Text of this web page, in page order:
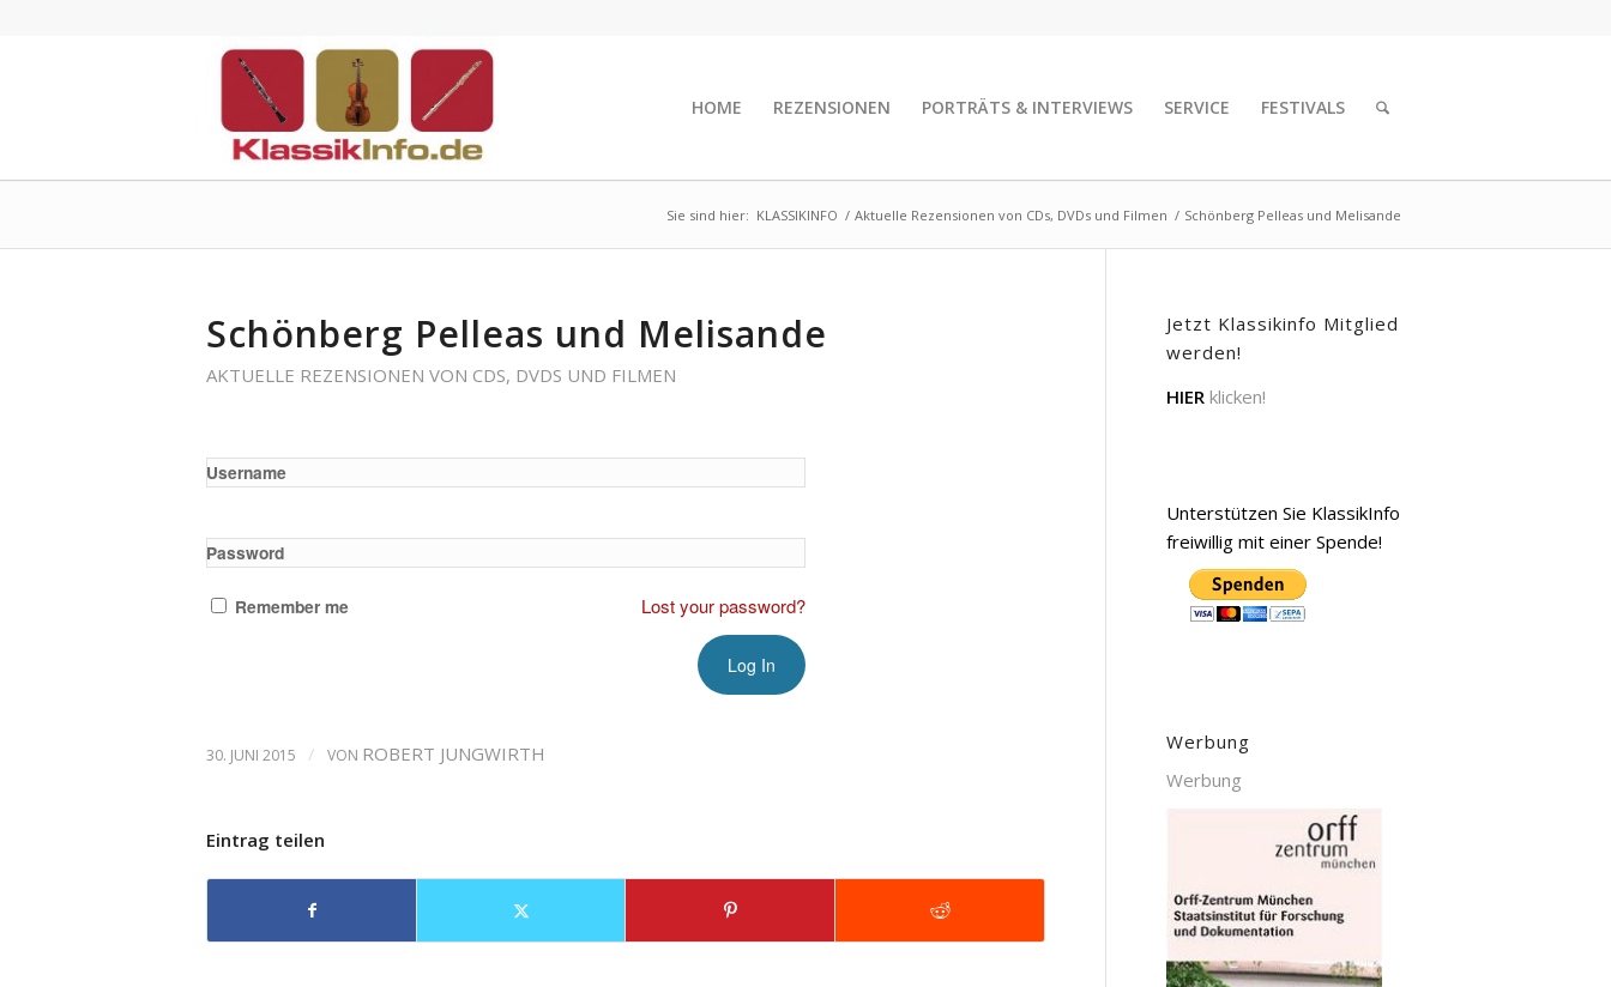
HOME REZENSIONEN PORTRÄTS & INTERVIEWS SERVICE FESTIVALS
Sie sind hier: KLASSIKINFO / Aktuelle Rezensionen von CDs, DVDs und Filmen / Schönberg Pelleas und Melisande
Schönberg Pelleas und Melisande
AKTUELLE REZENSIONEN VON CDS, DVDS UND FILMEN
Username
Password
Remember me Lost your password?
30. JUNI 2015 / VON ROBERT JUNGWIRTH
Eintrag teilen
Jetzt Klassikinfo Mitglied
werden!
HIER klicken!
Unterstützen Sie KlassikInfo
freiwillig mit einer Spende!
Werbung
Werbung